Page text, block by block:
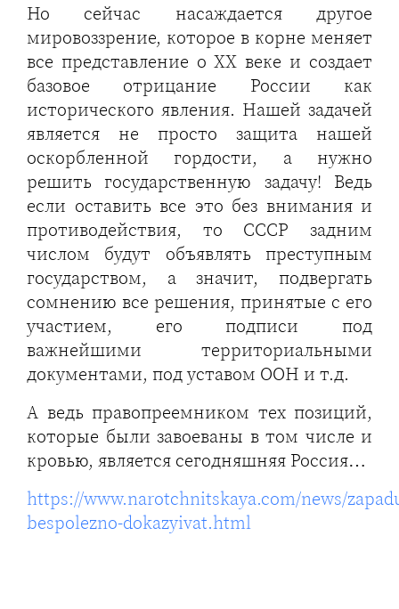
Но сейчас насаждается другое
мировоззрение, которое в корне меняет
все представление о ХХ веке и создает
базовое отрицание России как
исторического явления. Нашей задачей
является не просто защита нашей
оскорбленной гордости, а нужно
решить государственную задачу! Ведь
если оставить все это без внимания и
противодействия, то СССР задним
числом будут объявлять преступным
государством, а значит, подвергать
сомнению все решения, принятые с его
участием, его подписи под
важнейшими территориальными
документами, под уставом ООН и т.д.
А ведь правопреемником тех позиций,
которые были завоеваны в том числе и
кровью, является сегодняшняя Россия…
https://www.narotchnitskaya.com/news/
bespolezno-dokazyivat.html